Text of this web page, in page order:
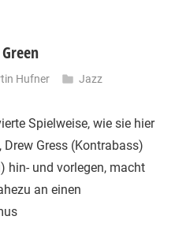
Hufner Jazz
Spielweise, wie sie hier
Gress (Kontrabass)
hin- und vorlegen, macht
an einen